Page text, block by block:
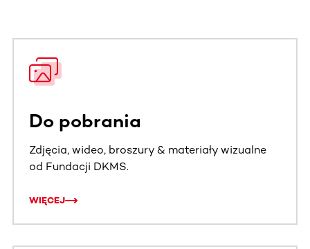
Do pobrania
Zdjęcia, wideo, broszury & materiały wizualne
od Fundacji DKMS.
WIĘCEJ